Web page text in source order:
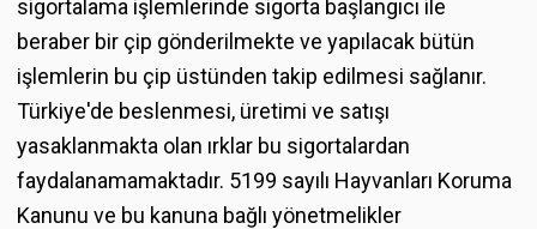
sigortalama işlemlerinde sigorta başlangıcı ile
beraber bir çip gönderilmekte ve yapılacak bütün
işlemlerin bu çip üstünden takip edilmesi sağlanır.
Türkiye'de beslenmesi, üretimi ve satışı
yasaklanmakta olan ırklar bu sigortalardan
faydalanamamaktadır. 5199 sayılı Hayvanları Koruma
Kanunu ve bu kanuna bağlı yönetmelikler